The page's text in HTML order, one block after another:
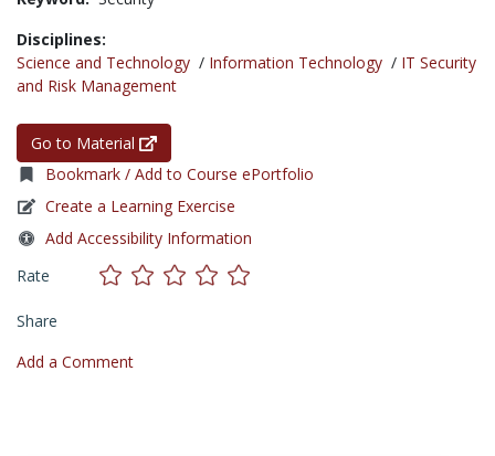
Disciplines:
Science and Technology / Information Technology / IT Security
and Risk Management
Go to Material
Bookmark / Add to Course ePortfolio
Create a Learning Exercise
Add Accessibility Information
Rate
Share
Add a Comment